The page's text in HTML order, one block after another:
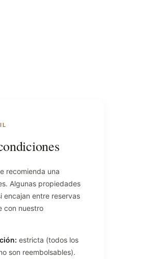
recomienda una
Algunas propiedades
encajan entre reservas
con nuestro
estricta (todos los
son reembolsables).